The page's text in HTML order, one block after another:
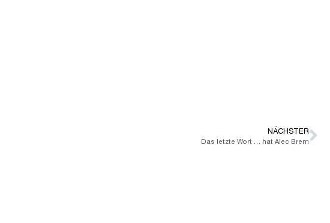
NÄCHSTER
Das letzte Wort … hat Alec Brem